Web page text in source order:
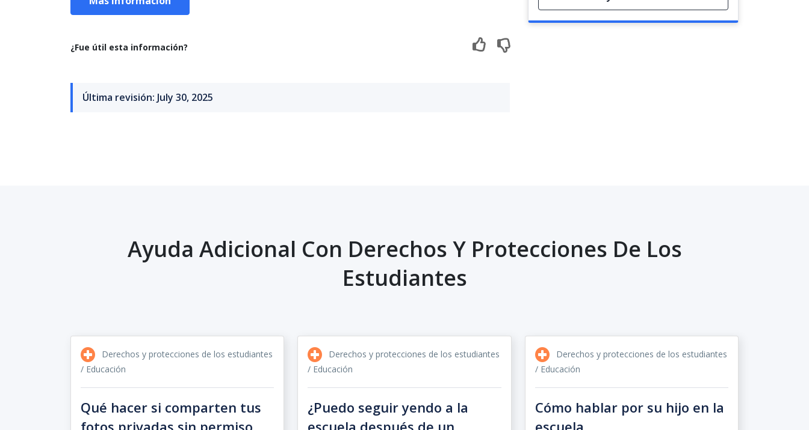
¿Fue útil esta información?
Última revisión: July 30, 2025
Ayuda Adicional Con Derechos Y Protecciones De Los
Estudiantes
Derechos y protecciones de los estudiantes
/ Educación
Qué hacer si comparten tus
Derechos y protecciones de los estudiantes
/ Educación
¿Puedo seguir yendo a la
Derechos y protecciones de los estudiantes
/ Educación
Cómo hablar por su hijo en la